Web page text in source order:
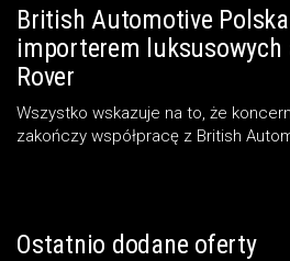
British Automotive
importerem
Rover
Wszystko wskazuje na to, że
zakończy współpracę z British
Ostatnio dodane oferty